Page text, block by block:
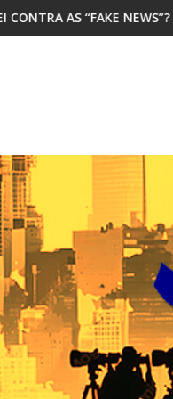
MPLA (DES)COBRIU A